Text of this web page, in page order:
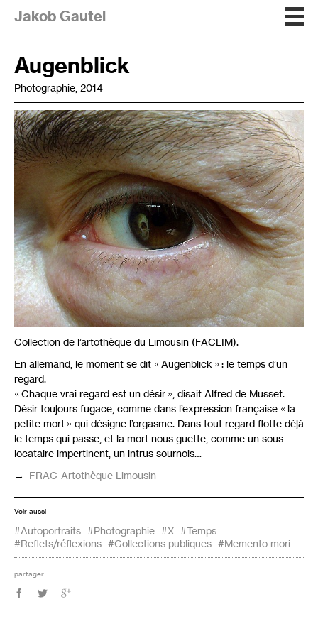
Jakob Gautel
Augenblick
Photographie, 2014
Collection de l’artothèque du Limousin (FACLIM).
En allemand, le moment se dit « Augenblick » : le temps d’un
regard.
« Chaque vrai regard est un désir », disait Alfred de Musset.
Désir toujours fugace, comme dans l’expression française « la
petite mort » qui désigne l’orgasme. Dans tout regard flotte déjà
le temps qui passe, et la mort nous guette, comme un sous-
locataire impertinent, un intrus sournois…
→ FRAC-Artothèque Limousin
Voir aussi
#Autoportraits #Photographie #X #Temps
#Reflets/réflexions #Collections publiques #Memento mori
partager